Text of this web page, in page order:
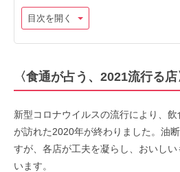
目次を開く
〈食通が占う、2021流行る店
新型コロナウイルスの流行により、
が訪れた2020年が終わりました。油
すが、各店が工夫を凝らし、おいし
います。